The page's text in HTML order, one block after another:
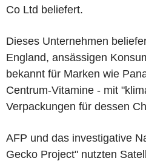
Co Ltd beliefert.
Dieses Unternehmen
England, ansässigen
bekannt für Marken wie
Centrum-Vitamine - mit
Verpackungen für dessen
AFP und das investigative
Gecko Project" nutzten